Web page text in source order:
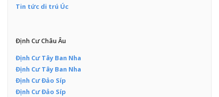
Tin tức di trú Úc
Định Cư Châu Âu
Định Cư Tây Ban Nha
Định Cư Tây Ban Nha
Định Cư Đảo Síp
Định Cư Đảo Síp